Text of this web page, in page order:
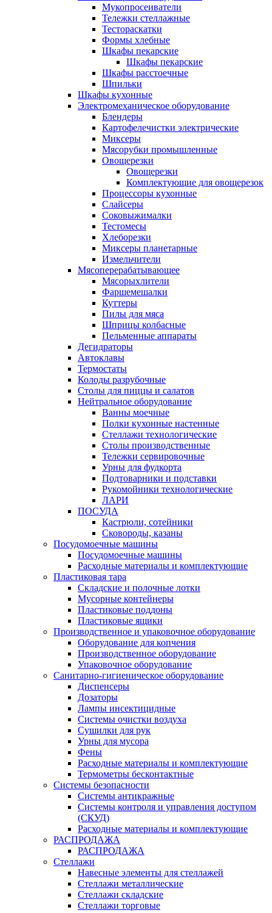
Мукопросеиватели
Тележки стеллажные
Тестораскатки
Формы хлебные
Шкафы пекарские
Шкафы пекарские
Шкафы расстоечные
Шпильки
Шкафы кухонные
Электромеханическое оборудование
Блендеры
Картофелечистки электрические
Миксеры
Мясорубки промышленные
Овощерезки
Овощерезки
Комплектующие для овощерезок
Процессоры кухонные
Слайсеры
Соковыжималки
Тестомесы
Хлеборезки
Миксеры планетарные
Измельчители
Мясоперерабатывающее
Мясорыхлители
Фаршемешалки
Куттеры
Пилы для мяса
Шприцы колбасные
Пельменные аппараты
Дегидраторы
Автоклавы
Термостаты
Колоды разрубочные
Столы для пиццы и салатов
Нейтральное оборудование
Ванны моечные
Полки кухонные настенные
Стеллажи технологические
Столы производственные
Тележки сервировочные
Урны для фудкорта
Подтоварники и подставки
Рукомойники технологические
ЛАРИ
ПОСУДА
Кастрюли, сотейники
Сковороды, казаны
Посудомоечные машины
Посудомоечные машины
Расходные материалы и комплектующие
Пластиковая тара
Складские и полочные лотки
Мусорные контейнеры
Пластиковые поддоны
Пластиковые ящики
Производственное и упаковочное оборудование
Оборудование для копчения
Производственное оборудование
Упаковочное оборудование
Санитарно-гигиеническое оборудование
Диспенсеры
Дозаторы
Лампы инсектицидные
Системы очистки воздуха
Сушилки для рук
Урны для мусора
Фены
Расходные материалы и комплектующие
Термометры бесконтактные
Системы безопасности
Системы антикражные
Системы контроля и управления доступом
(СКУД)
Расходные материалы и комплектующие
РАСПРОДАЖА
РАСПРОДАЖА
Стеллажи
Навесные элементы для стеллажей
Стеллажи металлические
Стеллажи складские
Стеллажи торговые